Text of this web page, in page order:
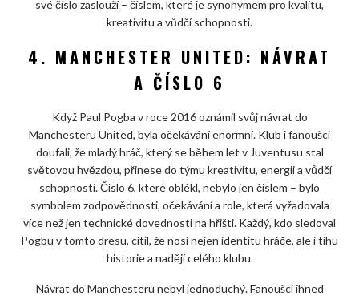
své číslo zaslouží – číslem, které je synonymem pro kvalitu,
kreativitu a vůdčí schopnosti.
4. MANCHESTER UNITED: NÁVRAT
A ČÍSLO 6
Když Paul Pogba v roce 2016 oznámil svůj návrat do
Manchesteru United, byla očekávání enormní. Klub i fanoušci
doufali, že mladý hráč, který se během let v Juventusu stal
světovou hvězdou, přinese do týmu kreativitu, energii a vůdčí
schopnosti. Číslo 6, které oblékl, nebylo jen číslem – bylo
symbolem zodpovědnosti, očekávání a role, která vyžadovala
více než jen technické dovednosti na hřišti. Každý, kdo sledoval
Pogbu v tomto dresu, cítil, že nosí nejen identitu hráče, ale i tíhu
historie a nadějí celého klubu.
Návrat do Manchesteru nebyl jednoduchý. Fanoušci ihned